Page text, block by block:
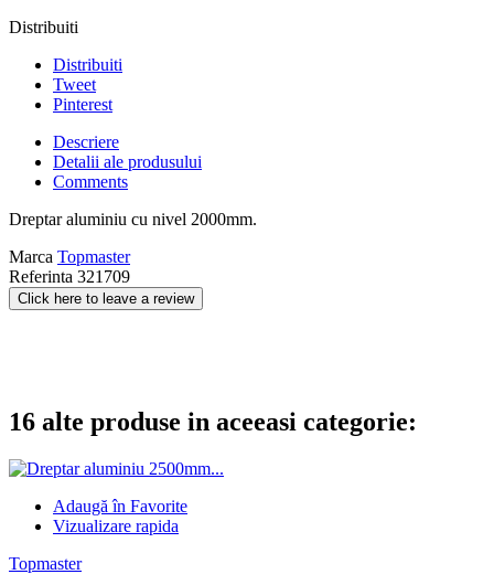
Distribuiti
Distribuiti
Tweet
Pinterest
Descriere
Detalii ale produsului
Comments
Dreptar aluminiu cu nivel 2000mm.
Marca Topmaster
Referinta 321709
Click here to leave a review
16 alte produse in aceeasi categorie:
Adaugă în Favorite
Vizualizare rapida
Topmaster